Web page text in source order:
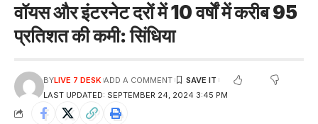
वॉयस और इंटरनेट दरों में 10 वर्षाें में करीब 95
प्रतिशत की कमी: सिंधिया
LAST UPDATED: SEPTEMBER 24, 2024 3:45 PM
BYLIVE 7 DESK ADD A COMMENT